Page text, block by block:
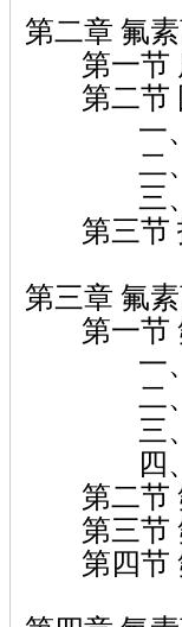
第二章 氟
第一节
第二节
一、国
二、国
三、中
第三节
第三章 氟
第一节
一、
二、
三、
四、
第二节
第三节
第四节